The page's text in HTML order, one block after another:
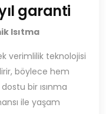
garanti
Isıtma
verimlilik teknolojisi
böylece hem
bir ısınma
ile yaşam